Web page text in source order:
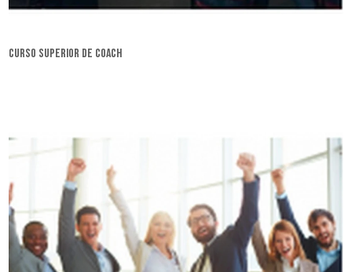
curso superior de coach